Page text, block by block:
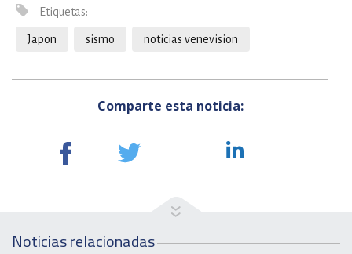
Etiquetas:
Japon sismo noticias venevision
Comparte esta noticia:
Noticias relacionadas